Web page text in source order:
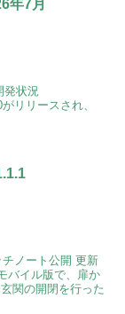
年7月
発状況
リリースされ、
ノート公開 更新
バイル版で、扉か
関の開閉を行った